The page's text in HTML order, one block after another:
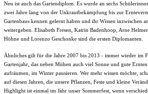
Neu ist auch das Gartendiplom. Es wurde an sechs
zwei Jahre lang von der Unkrautbekämpfung bis zur
Gartenbaus kennen gelernt haben und ihr Wissen inzwischen
weitergeben. Elisabeth Fresen, Katrin Badenhoop, Arne
Höhne und Lorenzo Geschonke sind die ersten Diplomanten.
Ähnliches gilt für die Jahre 2007 bis 2013 - immer wieder im
Gartenjahr, das neben Mühen auch viel Sonne und gute
aufräumen, im Winter pausieren. Wer mehr wissen möchte,
auf diesen Jahren, die unsere Pflanzen, Feste und kleine
Highlight ist einmal im Jahr unser Sommerfest, wenn